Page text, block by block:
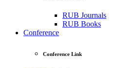
RUB Journals
RUB Books
Conference
Conference Link